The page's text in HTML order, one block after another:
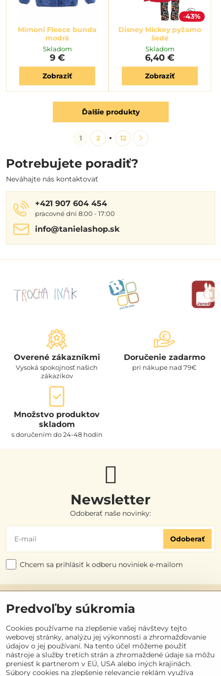
Mimoni Fleece bunda
modrá
Skladom
9 €
Zobraziť
43%
Disney Mickey pyžamo
šedé
Skladom
6,40 €
Zobraziť
Ďalšie produkty
1 2 12
Potrebujete poradiť?
Neváhajte nás kontaktovať
+421 907 604 454
pracovné dni 8:00 - 17:00
info​@tanielashop​.sk
Overené zákazníkmi
Vysoká spokojnosť našich
zákazíkov
Doručenie zadarmo
pri nákupe nad 79€
Množstvo produktov
skladom
s doručením do 24-48 hodín
Newsletter
Odoberať naše novinky:
Odoberať
Chcem sa prihlásiť k odberu noviniek e-mailom
Užitočné odkazy
Objednávky
Kontakt
Predvoľby súkromia
Cookies používame na zlepšenie vašej návštevy tejto
webovej stránky, analýzu jej výkonnosti a zhromažďovanie
údajov o jej používaní. Na tento účel môžeme použiť
nástroje a služby tretích strán a zhromaždené údaje sa môžu
preniesť k partnerom v EÚ, USA alebo iných krajinách.
Súbory cookies na zlepšenie relevancie reklám využíva